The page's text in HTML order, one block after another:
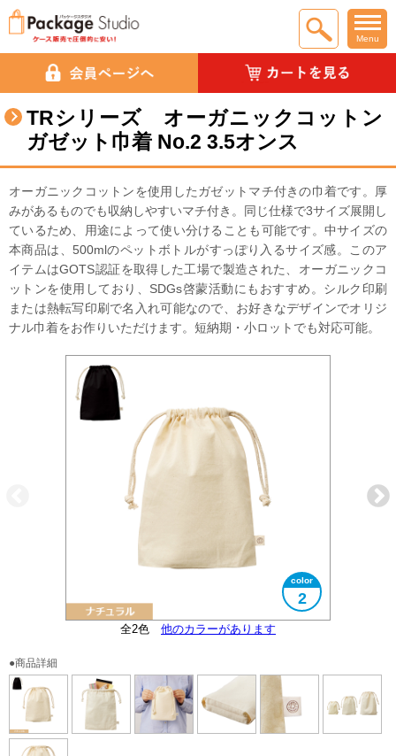
Menu
TRシリーズ オーガニックコットン
ガゼット巾着 No.2 3.5オンス
オーガニックコットンを使用したガゼットマチ付きの巾着です。厚
みがあるものでも収納しやすいマチ付き。同じ仕様で3サイズ展開し
ているため、用途によって使い分けることも可能です。中サイズの
本商品は、500mlのペットボトルがすっぽり入るサイズ感。このア
イテムはGOTS認証を取得した工場で製造された、オーガニックコ
ットンを使用しており、SDGs啓蒙活動にもおすすめ。シルク印刷
または熱転写印刷で名入れ可能なので、お好きなデザインでオリジ
ナル巾着をお作りいただけます。短納期・小ロットでも対応可能。
全2色 他のカラーがあります
2
使用イメージ
大きさイメージ
底マチ付
オーガニックコットンマーク付
3サイズ展開の真ん中のサイズです
●商品詳細